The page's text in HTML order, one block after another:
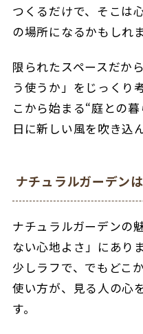
つくるだけで、そこは
の場所になるかもしれま
限られたスペースだか
う使うか」をじっくり
こから始まる“庭との
日に新しい風を吹き込
ナチュラルガーデン
ナチュラルガーデンの
ない心地よさ」にありま
少しラフで、でもどこ
使い方が、見る人の心
す。